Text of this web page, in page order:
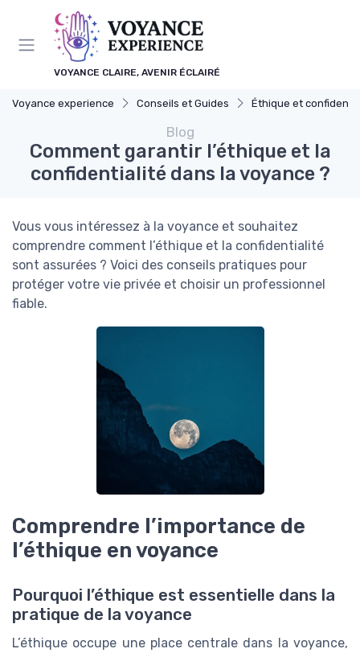
VOYANCE CLAIRE, AVENIR ÉCLAIRÉ
Voyance experience Conseils et Guides Éthique et
Blog
Comment garantir l’éthique et la
confidentialité dans la voyance ?
Vous vous intéressez à la voyance et souhaitez
comprendre comment l’éthique et la confidentialité
sont assurées ? Voici des conseils pratiques pour
protéger votre vie privée et choisir un professionnel
fiable.
Comprendre l’importance de
l’éthique en voyance
Pourquoi l’éthique est essentielle dans la
pratique de la voyance
L’éthique occupe une place centrale dans la voyance,
Panneau de gestion des cookies